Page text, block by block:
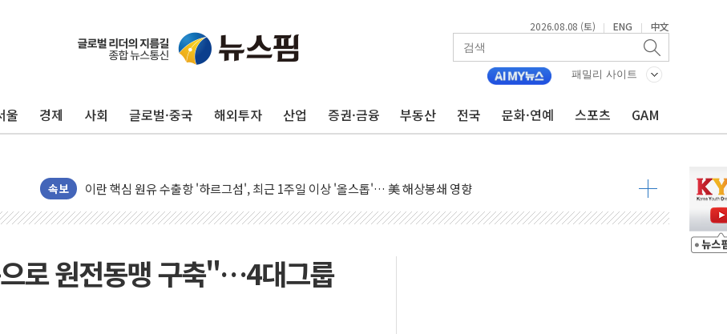
2026.08.08 (토) | ENG | 中文
패밀리 사이트
울 경제 사회 글로벌·중국 해외투자 산업 증권·금융 부동산 전국 문화·연예 스포츠 GAM
속보
유럽증시, 美 고용 예상 밖 부진에 연준 금리 인상 가능성 낮아지며 상승… STOXX 600 지수는 나흘 연속 최고치
미 연준 매파 기세 꺾이나…고용 감소에 9월 동결 전망 우세
트럼프, 백신·자폐증 행정명령 검토…"이르면 다음 주"
美 항소법원, 백악관 무도회장 공사 중단 명령…트럼프 제동
美 고용 쇼크에 엔화 장중 급등…시장은 "또 개입했나" 촉각
[AI MY 뉴스] 뉴욕 반도체주 프리뷰...美 고용 쇼크에 반도체주 '활짝'
[종합] 美 7월 고용 2만3000명 감소 '쇼크'…9월 금리 인상 기대 후퇴
[사진] 이슬람 수니파 3개국, 공동방위협정 체결
로 원전동맹 구축"…4대그룹